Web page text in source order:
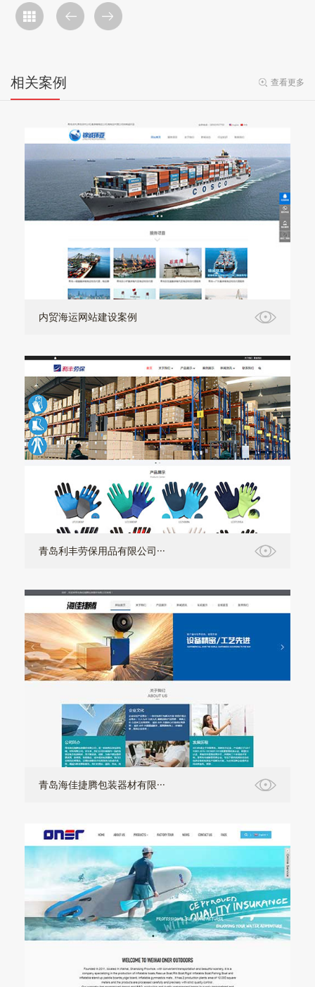
相关案例 查看更多
内贸海运网站建设案例
青岛利丰劳保用品有限公司···
青岛海佳捷腾包装器材有限···